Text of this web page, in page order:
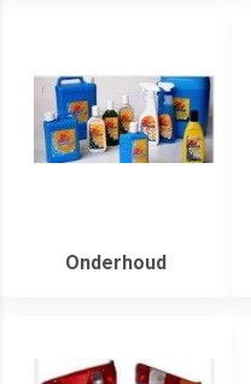
Onderhoud